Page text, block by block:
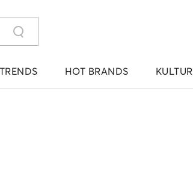
TRENDS HOT BRANDS KULTUR